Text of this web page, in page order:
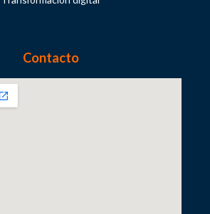
Contacto